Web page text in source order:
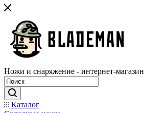
Ножи и снаряжение - интернет-магазин
Каталог